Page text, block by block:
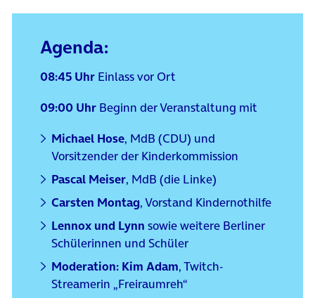
Agenda:
08:45 Uhr Einlass vor Ort
09:00 Uhr Beginn der Veranstaltung mit
Michael Hose, MdB (CDU) und
Vorsitzender der Kinderkommission
Pascal Meiser, MdB (die Linke)
Carsten Montag, Vorstand Kindernothilfe
Lennox und Lynn sowie weitere Berliner
Schülerinnen und Schüler
Moderation: Kim Adam, Twitch-
Streamerin „Freiraumreh“